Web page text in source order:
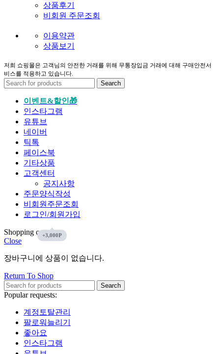
상품후기
비회원 주문조회
이용약관
상품보기
저희 쇼핑몰은 고객님의 안전한 거래를 위해 무통장입금 거래에 대해 구매안전서
비스를 적용하고 있습니다.
Search
이벤트&할인🎁
인스타그램
유튜브
네이버
틱톡
페이스북
기타상품
고객센터
공지사항
주문양식작성
비회원주문조회
로그인/회원가입
Shopping cart
Close
장바구니에 상품이 없습니다.
Return To Shop
Search
Popular requests:
계정토탈관리
팔로워늘리기
좋아요
인스타그램